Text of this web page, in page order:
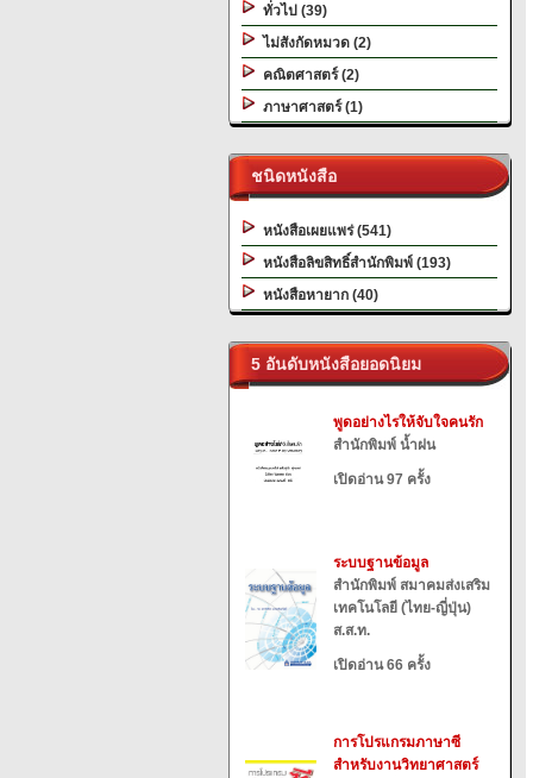
ทั่วไป (39)
ไม่สังกัดหมวด (2)
คณิตศาสตร์ (2)
ภาษาศาสตร์ (1)
ชนิดหนังสือ
หนังสือเผยแพร่ (541)
หนังสือลิขสิทธิ์สำนักพิมพ์ (193)
หนังสือหายาก (40)
5 อันดับหนังสือยอดนิยม
พูดอย่างไรให้จับใจคนรัก
สำนักพิมพ์ น้ำฝน
เปิดอ่าน 97 ครั้ง
ระบบฐานข้อมูล
สำนักพิมพ์ สมาคมส่งเสริม
เทคโนโลยี (ไทย-ญี่ปุ่น)
ส.ส.ท.
เปิดอ่าน 66 ครั้ง
การโปรแกรมภาษาซี
สำหรับงานวิทยาศาสตร์